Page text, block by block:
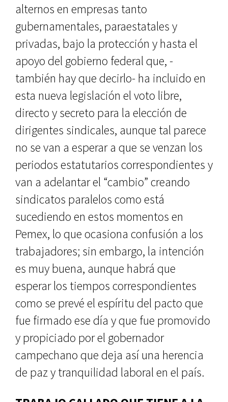
alternos en empresas tanto
gubernamentales, paraestatales y
privadas, bajo la protección y hasta el
apoyo del gobierno federal que, -
también hay que decirlo- ha incluido en
esta nueva legislación el voto libre,
directo y secreto para la elección de
dirigentes sindicales, aunque tal parece
no se van a esperar a que se venzan los
periodos estatutarios correspondientes y
van a adelantar el “cambio” creando
sindicatos paralelos como está
sucediendo en estos momentos en
Pemex, lo que ocasiona confusión a los
trabajadores; sin embargo, la intención
es muy buena, aunque habrá que
esperar los tiempos correspondientes
como se prevé el espíritu del pacto que
fue firmado ese día y que fue promovido
y propiciado por el gobernador
campechano que deja así una herencia
de paz y tranquilidad laboral en el país.